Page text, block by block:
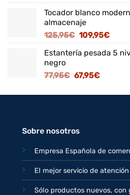
original
era:
82,95€.
actual
71,95€.
Tocador blanco
almacenaje
125,95€ El
original
125,95€.
109,95€El
Estantería pesada 5
negro
77,95€ El
original
67,95€El
actual
Sobre nosotros
Empresa Española de
El mejor servicio de
Sólo productos nuevos, con